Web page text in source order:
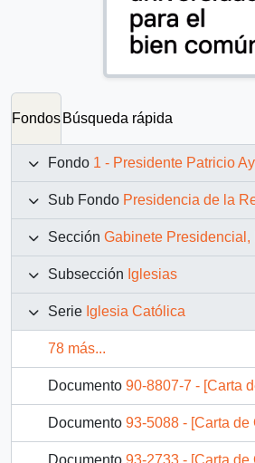
Fondos Búsqueda rápida
Fondo 1 - Presidente Patricio
Sub Fondo Presidencia de la República (11
Sección Gabinete Presidencial,
Subsección Iglesias
Serie Iglesia Católica
78 más...
Documento 90-8807-7 - [Carta de Arzobispo de Santiago Carlos Oviedo
Documento 93-5088 - [Carta de